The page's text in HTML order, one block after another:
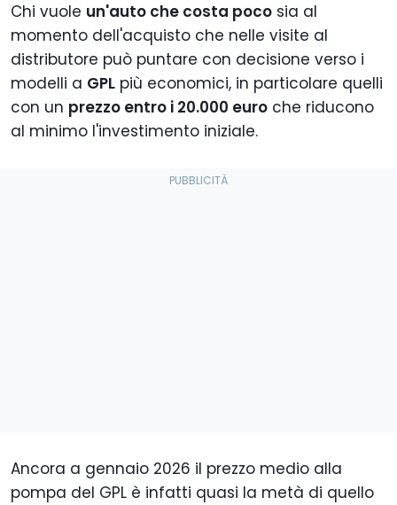
Chi vuole un'auto che costa poco sia al
momento dell'acquisto che nelle visite al
distributore può puntare con decisione verso i
modelli a GPL più economici, in particolare quelli
con un prezzo entro i 20.000 euro che riducono
al minimo l'investimento iniziale.
Ancora a gennaio 2026 il prezzo medio alla
pompa del GPL è infatti quasi la metà di quello